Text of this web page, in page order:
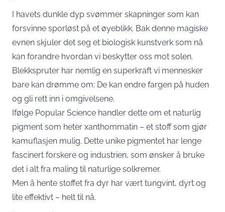
I havets dunkle dyp svømmer skapninger som kan
forsvinne sporløst på et øyeblikk. Bak denne magiske
evnen skjuler det seg et biologisk kunstverk som nå
kan forandre hvordan vi beskytter oss mot solen.
Blekkspruter har nemlig en superkraft vi mennesker
bare kan drømme om: De kan endre fargen på huden
og gli rett inn i omgivelsene.
Ifølge Popular Science handler dette om et naturlig
pigment som heter xanthommatin – et stoff som gjør
kamuflasjen mulig. Dette unike pigmentet har lenge
fascinert forskere og industrien, som ønsker å bruke
det i alt fra maling til naturlige solkremer.
Men å hente stoffet fra dyr har vært tungvint, dyrt og
lite effektivt – helt til nå.